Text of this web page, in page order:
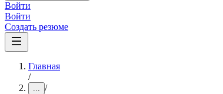
Войти
Войти
Создать резюме
Главная
/
... /